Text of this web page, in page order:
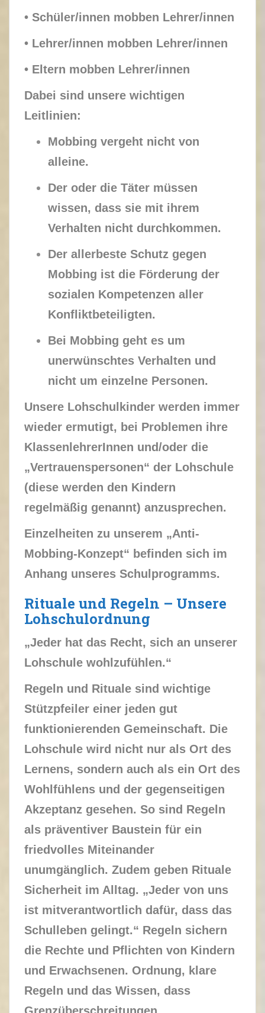
• Schüler/innen mobben Lehrer/innen
• Lehrer/innen mobben Lehrer/innen
• Eltern mobben Lehrer/innen
Dabei sind unsere wichtigen
Leitlinien:
Mobbing vergeht nicht von
alleine.
Der oder die Täter müssen
wissen, dass sie mit ihrem
Verhalten nicht durchkommen.
Der allerbeste Schutz gegen
Mobbing ist die Förderung der
sozialen Kompetenzen aller
Konfliktbeteiligten.
Bei Mobbing geht es um
unerwünschtes Verhalten und
nicht um einzelne Personen.
Unsere Lohschulkinder werden immer
wieder ermutigt, bei Problemen ihre
KlassenlehrerInnen und/oder die
„Vertrauenspersonen“ der Lohschule
(diese werden den Kindern
regelmäßig genannt) anzusprechen.
Einzelheiten zu unserem „Anti-
Mobbing-Konzept“ befinden sich im
Anhang unseres Schulprogramms.
Rituale und Regeln – Unsere
Lohschulordnung
„Jeder hat das Recht, sich an unserer
Lohschule wohlzufühlen.“
Regeln und Rituale sind wichtige
Stützpfeiler einer jeden gut
funktionierenden Gemeinschaft. Die
Lohschule wird nicht nur als Ort des
Lernens, sondern auch als ein Ort des
Wohlfühlens und der gegenseitigen
Akzeptanz gesehen. So sind Regeln
als präventiver Baustein für ein
friedvolles Miteinander
unumgänglich. Zudem geben Rituale
Sicherheit im Alltag. „Jeder von uns
ist mitverantwortlich dafür, dass das
Schulleben gelingt.“ Regeln sichern
die Rechte und Pflichten von Kindern
und Erwachsenen. Ordnung, klare
Regeln und das Wissen, dass